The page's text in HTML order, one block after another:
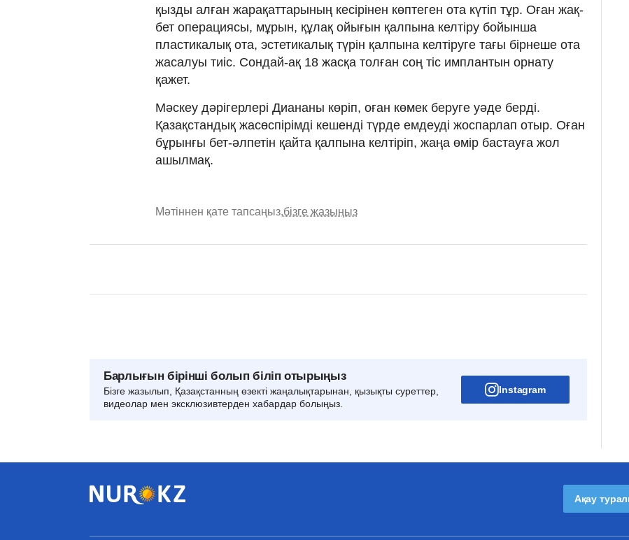
қызды алған жарақаттарының кесірінен көптеген ота күтіп тұр. Оған жақ-
бет операциясы, мұрын, құлақ ойығын қалпына келтіру бойынша
пластикалық ота, эстетикалық түрін қалпына келтіруге тағы бірнеше ота
жасалуы тиіс. Сондай-ақ 18 жасқа толған соң тіс имплантын орнату
қажет.
Мәскеу дәрігерлері Диананы көріп, оған көмек беруге уәде берді.
Қазақстандық жасөспірімді кешенді түрде емдеуді жоспарлап отыр. Оған
бұрынғы бет-әлпетін қайта қалпына келтіріп, жаңа өмір бастауға жол
ашылмақ.
Мәтіннен қате тапсаңыз,бізге жазыңыз
Барлығын бірінші болып біліп отырыңыз
Бізге жазылып, Қазақстанның өзекті жаңалықтарынан, қызықты суреттер,
видеолар мен эксклюзивтерден хабардар болыңыз.
Instagram
Ақау